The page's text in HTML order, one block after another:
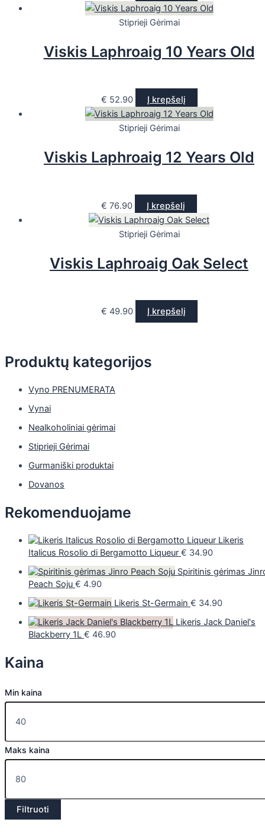
Produktų kategorijos
Vyno PRENUMERATA
Vynai
Nealkoholiniai gėrimai
Stiprieji Gėrimai
Gurmaniški produktai
Dovanos
Rekomenduojame
Likeris
Italicus Rosolio di Bergamotto Liqueur € 34.90
Spiritinis gėrimas
Peach Soju € 4.90
Likeris St-Germain € 34.90
Likeris Jack Daniel's
Blackberry 1L € 46.90
Kaina
Min kaina
Maks kaina
Filtruoti
Stiprieji Gėrimai
Viskis Laphroaig 10 Years Old
€ 52.90 Į krepšelį
Stiprieji Gėrimai
Viskis Laphroaig 12 Years Old
€ 76.90 Į krepšelį
Stiprieji Gėrimai
Viskis Laphroaig Oak Select
€ 49.90 Į krepšelį